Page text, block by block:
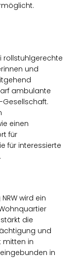
rollstuhlgerechte
und
ambulante
Gesellschaft.
einen
für
für interessierte
wird ein
die
und
mitten in
in